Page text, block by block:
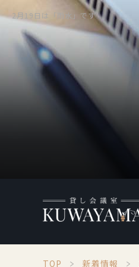
2月19日は「雨水」です
TOP 新着情報